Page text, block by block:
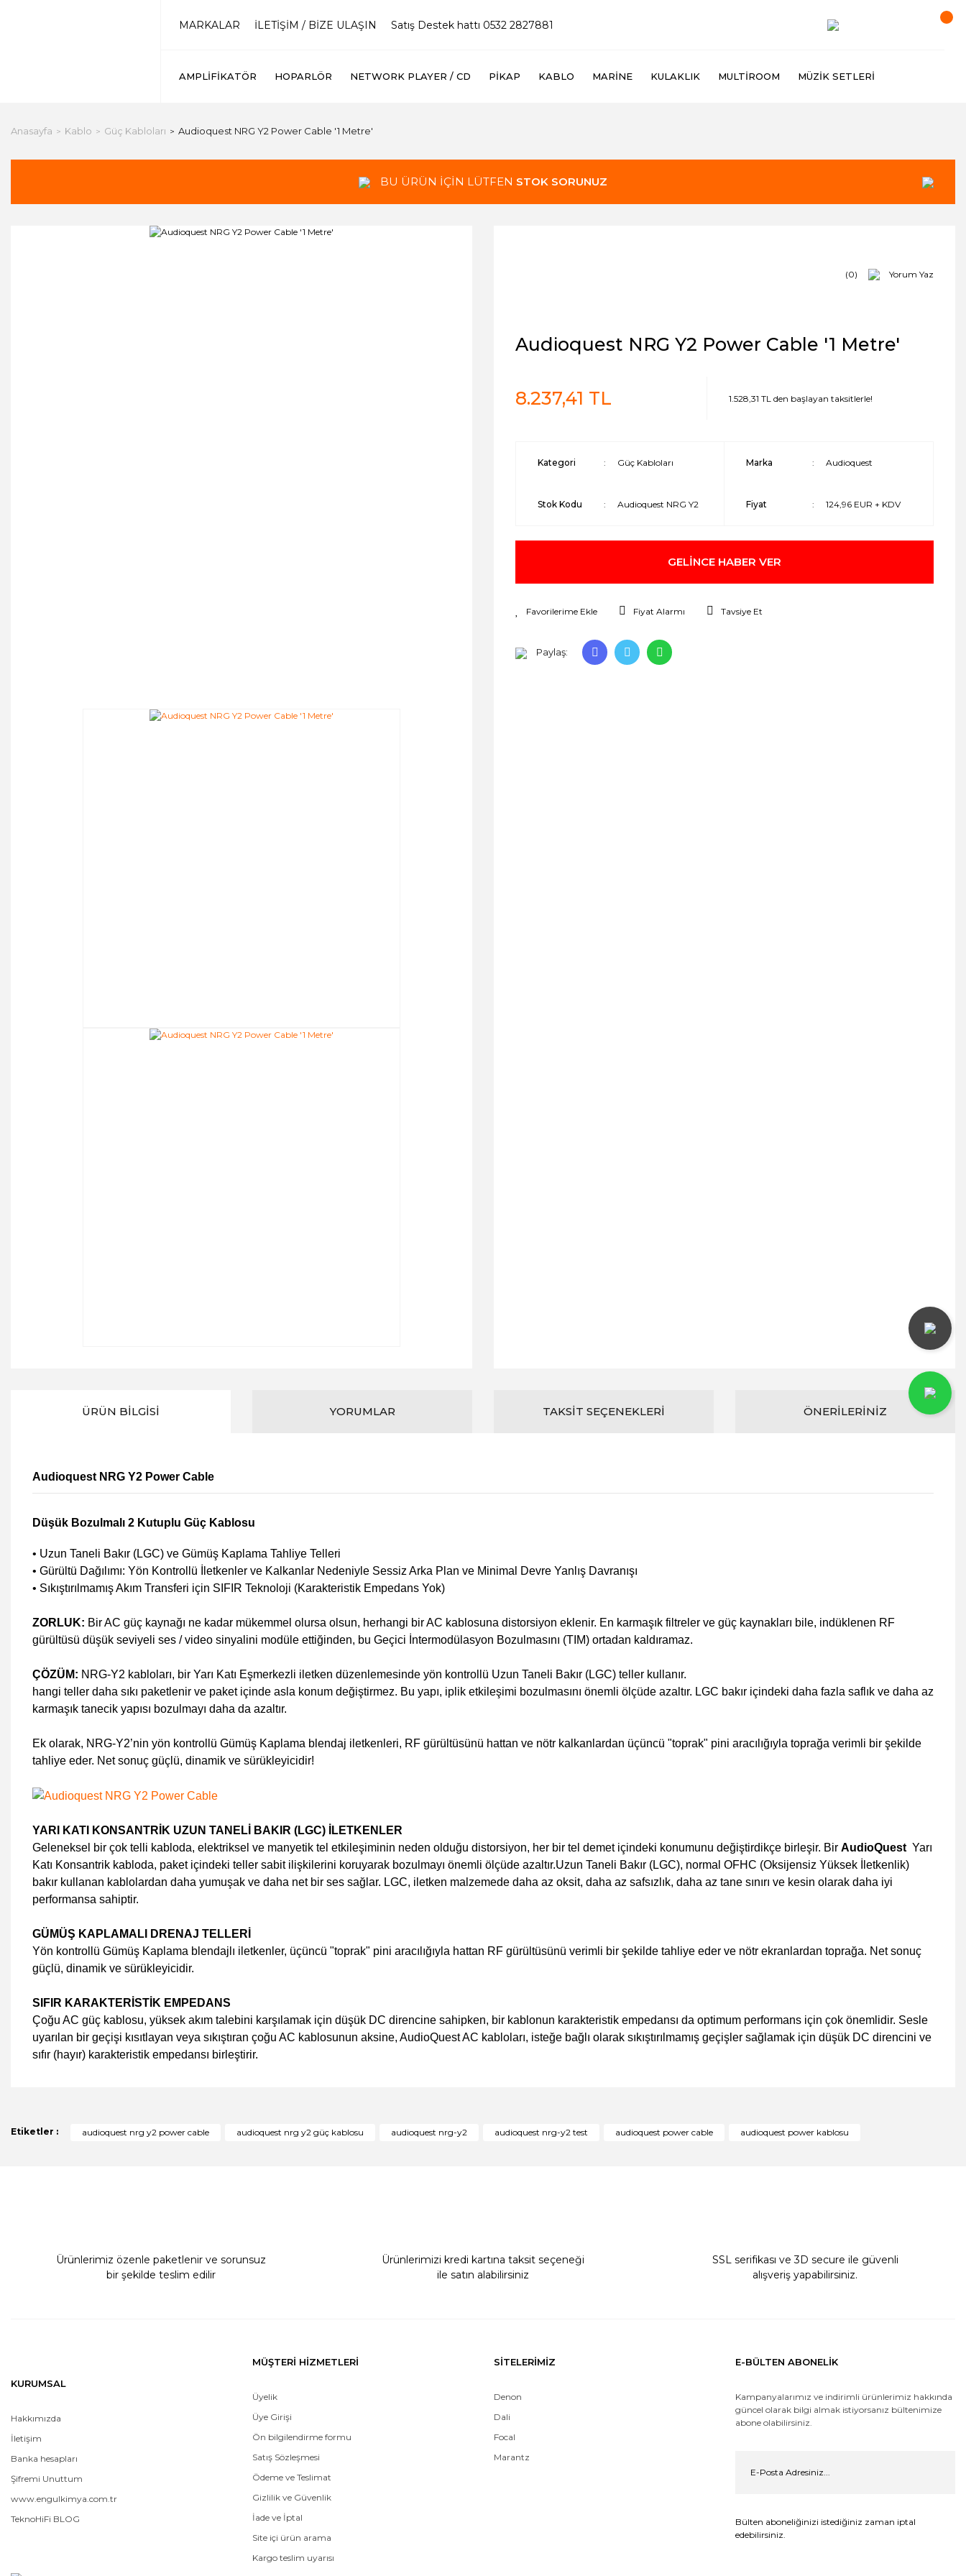
MARKALAR İLETİŞİM / BİZE ULAŞIN Satış Destek hattı 0532 2827881
AMPLIFIKATÖR HOPARLÖR NETWORK PLAYER / CD PIKAP KABLO MARINE KULAKLIK MULTIROOM MÜZIK SETLERI
Anasayfa Kablo Güç Kabloları Audioquest NRG Y2 Power Cable '1 Metre'
BU ÜRÜN İÇİN LÜTFEN STOK SORUNUZ
(0) Yorum Yaz
Audioquest NRG Y2 Power Cable '1 Metre'
8.237,41 TL 1.528,31 TL den başlayan taksitlerle!
Kategori Güç Kabloları Marka Audioquest
Stok Kodu Audioquest NRG Y2 Fiyat 124,96 EUR + KDV
GELİNCE HABER VER
Fiyat Alarmı Tavsiye Et
Paylaş:
ÜRÜN BILGISI YORUMLAR TAKSIT SEÇENEKLERI ÖNERILERINIZ
Audioquest NRG Y2 Power Cable
Düşük Bozulmalı 2 Kutuplu Güç Kablosu
• Uzun Taneli Bakır (LGC) ve Gümüş Kaplama Tahliye Telleri
• Gürültü Dağılımı: Yön Kontrollü İletkenler ve Kalkanlar Nedeniyle Sessiz Arka Plan ve Minimal Devre Yanlış Davranışı
• Sıkıştırılmamış Akım Transferi için SIFIR Teknoloji (Karakteristik Empedans Yok)
ZORLUK: Bir AC güç kaynağı ne kadar mükemmel olursa olsun, herhangi bir AC kablosuna distorsiyon eklenir. En karmaşık filtreler ve güç kaynakları bile, indüklenen RF
gürültüsü düşük seviyeli ses / video sinyalini modüle ettiğinden, bu Geçici İntermodülasyon Bozulmasını (TIM) ortadan kaldıramaz.
ÇÖZÜM: NRG-Y2 kabloları, bir Yarı Katı Eşmerkezli iletken düzenlemesinde yön kontrollü Uzun Taneli Bakır (LGC) teller kullanır.
hangi teller daha sıkı paketlenir ve paket içinde asla konum değiştirmez. Bu yapı, iplik etkileşimi bozulmasını önemli ölçüde azaltır. LGC bakır içindeki daha fazla saflık ve daha az
karmaşık tanecik yapısı bozulmayı daha da azaltır.
Ek olarak, NRG-Y2’nin yön kontrollü Gümüş Kaplama blendaj iletkenleri, RF gürültüsünü hattan ve nötr kalkanlardan üçüncü "toprak" pini aracılığıyla toprağa verimli bir şekilde
tahliye eder. Net sonuç güçlü, dinamik ve sürükleyicidir!
YARI KATI KONSANTRİK UZUN TANELİ BAKIR (LGC) İLETKENLER
Geleneksel bir çok telli kabloda, elektriksel ve manyetik tel etkileşiminin neden olduğu distorsiyon, her bir tel demet içindeki konumunu değiştirdikçe birleşir. Bir AudioQuest Yarı
Katı Konsantrik kabloda, paket içindeki teller sabit ilişkilerini koruyarak bozulmayı önemli ölçüde azaltır.Uzun Taneli Bakır (LGC), normal OFHC (Oksijensiz Yüksek İletkenlik)
bakır kullanan kablolardan daha yumuşak ve daha net bir ses sağlar. LGC, iletken malzemede daha az oksit, daha az safsızlık, daha az tane sınırı ve kesin olarak daha iyi
performansa sahiptir.
GÜMÜŞ KAPLAMALI DRENAJ TELLERİ
Yön kontrollü Gümüş Kaplama blendajlı iletkenler, üçüncü "toprak" pini aracılığıyla hattan RF gürültüsünü verimli bir şekilde tahliye eder ve nötr ekranlardan toprağa. Net sonuç
güçlü, dinamik ve sürükleyicidir.
SIFIR KARAKTERİSTİK EMPEDANS
Çoğu AC güç kablosu, yüksek akım talebini karşılamak için düşük DC direncine sahipken, bir kablonun karakteristik empedansı da optimum performans için çok önemlidir. Sesle
uyarılan bir geçişi kısıtlayan veya sıkıştıran çoğu AC kablosunun aksine, AudioQuest AC kabloları, isteğe bağlı olarak sıkıştırılmamış geçişler sağlamak için düşük DC direncini ve
sıfır (hayır) karakteristik empedansı birleştirir.
Yorum Yaz
Etiketler : audioquest nrg y2 power cable audioquest nrg y2 güç kablosu audioquest nrg-y2 audioquest nrg-y2 test audioquest power cable audioquest power kablosu
Ürünlerimiz özenle paketlenir ve sorunsuz
bir şekilde teslim edilir
Ürünlerimizi kredi kartına taksit seçeneği
ile satın alabilirsiniz
SSL serifikası ve 3D secure ile güvenli
alışveriş yapabilirsiniz.
KURUMSAL
Hakkımızda
İletişim
Banka hesapları
Şifremi Unuttum
www.engulkimya.com.tr
TeknoHiFi BLOG
MÜŞTERİ HİZMETLERİ
Üyelik
Üye Girişi
Ön bilgilendirme formu
Satış Sözleşmesi
Ödeme ve Teslimat
Gizlilik ve Güvenlik
İade ve İptal
Site içi ürün arama
Kargo teslim uyarısı
SİTELERİMİZ
Denon
Dali
Focal
Marantz
E-BÜLTEN ABONELİK
Kampanyalarımız ve indirimli ürünlerimiz hakkında
güncel olarak bilgi almak istiyorsanız bültenimize
abone olabilirsiniz.
Bülten aboneliğinizi istediğiniz zaman iptal
edebilirsiniz.